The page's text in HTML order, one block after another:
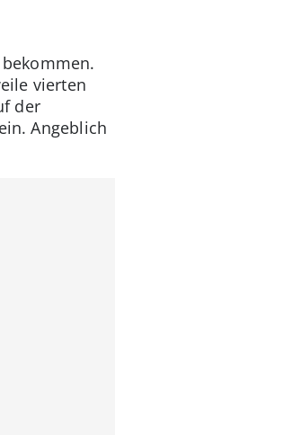
vierten
der
Angeblich